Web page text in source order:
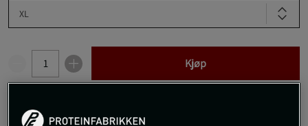
XL
Kjøp